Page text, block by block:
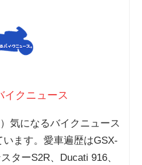
イクニュース
気になるバイクニュース
います。愛車遍歴はGSX-
ターS2R、Ducati 916、